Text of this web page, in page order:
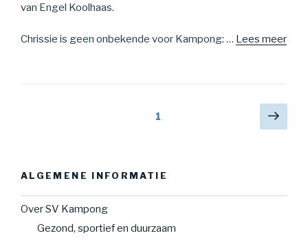
van Engel Koolhaas.
Chrissie is geen onbekende voor Kampong: … Lees meer
1
ALGEMENE INFORMATIE
Over SV Kampong
Gezond, sportief en duurzaam